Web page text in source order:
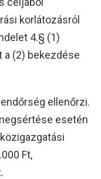
korlátozásról
4.§ (1)
a (2) bekezdése
ellenőrzi.
esetén
Ft,